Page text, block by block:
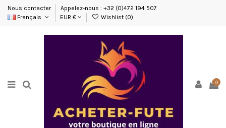
Nous contacter
Appelez-nous : +32 (0)472 194 507
Français
EUR € Wishlist (0)
0